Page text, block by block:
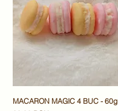
MACARON MAGIC 4 BUC - 60g